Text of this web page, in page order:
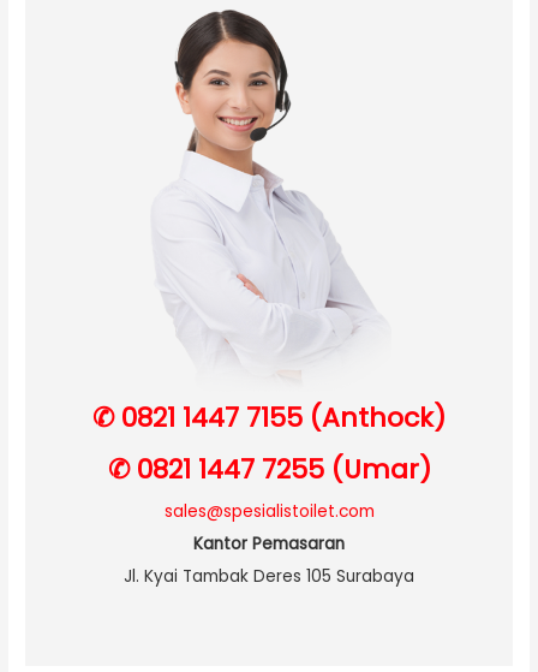
✆ 0821 1447 7155 (Anthock)
✆ 0821 1447 7255 (Umar)
sales@spesialistoilet.com
Kantor Pemasaran
Jl. Kyai Tambak Deres 105 Surabaya